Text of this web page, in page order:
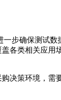
一步确保测试数
各类相关应用
策环境，